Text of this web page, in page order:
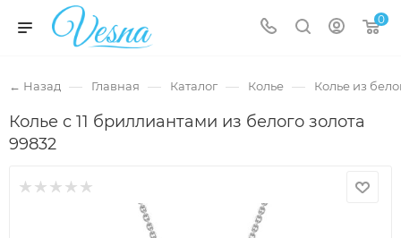
0
← Назад — Главная — Каталог — Колье — Колье из
Колье с 11 бриллиантами из белого золота
99832